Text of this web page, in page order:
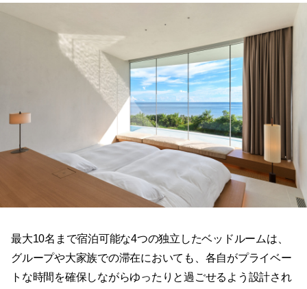
最大10名まで宿泊可能な4つの独立したベッドルームは、
グループや大家族での滞在においても、各自がプライベー
トな時間を確保しながらゆったりと過ごせるよう設計され